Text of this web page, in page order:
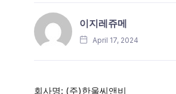
이지레쥬메
April 17, 2024
회사명: (주)한울씨앤비